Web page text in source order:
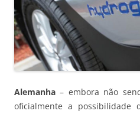
Alemanha – embora não
oficialmente a